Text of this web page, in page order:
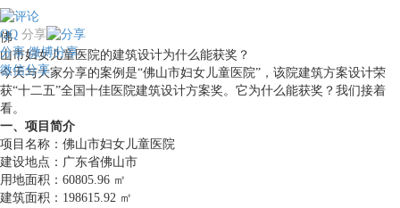
分享
QQ
分享 微博分享
微信分享
佛
山市妇女儿童医院的建筑设计为什么能获奖？
今天与大家分享的案例是“佛山市妇女儿童医院”，该院建筑方案设计荣
获“十二五”全国十佳医院建筑设计方案奖。它为什么能获奖？我们接着
看。
一、项目简介
项目名称：佛山市妇女儿童医院
建设地点：广东省佛山市
用地面积：60805.96 ㎡
建筑面积：198615.92 ㎡